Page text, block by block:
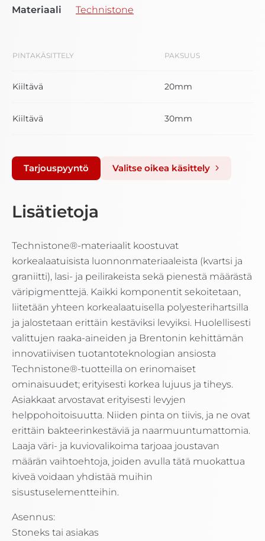
Materiaali Technistone
PINTAKÄSITTELY PAKSUUS
Kiiltävä 20mm
Kiiltävä 30mm
Tarjouspyyntö Valitse oikea käsittely
Lisätietoja
Technistone®-materiaalit koostuvat
korkealaatuisista luonnonmateriaaleista (kvartsi ja
graniitti), lasi- ja peilirakeista sekä pienestä määrästä
väripigmenttejä. Kaikki komponentit sekoitetaan,
liitetään yhteen korkealaatuisella polyesterihartsilla
ja jalostetaan erittäin kestäviksi levyiksi. Huolellisesti
valittujen raaka-aineiden ja Brentonin kehittämän
innovatiivisen tuotantoteknologian ansiosta
Technistone®-tuotteilla on erinomaiset
ominaisuudet; erityisesti korkea lujuus ja tiheys.
Asiakkaat arvostavat erityisesti levyjen
helppohoitoisuutta. Niiden pinta on tiivis, ja ne ovat
erittäin bakteerinkestäviä ja naarmuuntumattomia.
Laaja väri- ja kuviovalikoima tarjoaa joustavan
määrän vaihtoehtoja, joiden avulla tätä muokattua
kiveä voidaan yhdistää muihin
sisustuselementteihin.
Asennus:
Stoneks tai asiakas